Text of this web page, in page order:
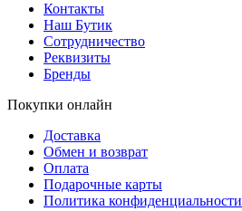
Контакты
Наш Бутик
Сотрудничество
Реквизиты
Бренды
Покупки онлайн
Доставка
Обмен и возврат
Оплата
Подарочные карты
Политика конфиденциальности